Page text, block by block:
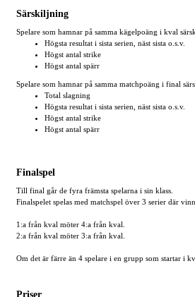
Särskiljning
Spelare som hamnar på samma kägelpoäng i kval
Högsta resultat i sista serien, näst sista o.s.v.
Högst antal strike
Högst antal spärr
Spelare som hamnar på samma matchpoäng i final
Total slagning
Högsta resultat i sista serien, näst sista o.s.v.
Högst antal strike
Högst antal spärr
Finalspel
Till final går de fyra främsta spelarna i sin klass.
Finalspelet spelas med matchspel över 3 serier där
1:a från kval möter 4:a från kval.
2:a från kval möter 3:a från kval.
Om det är färre än 4 spelare i en grupp som startar i
Priser